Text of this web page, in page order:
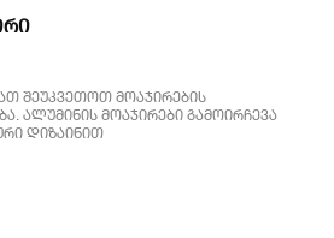
შეუკვეთოთ მოაჯირების
ალუმინის მოაჯირები გამოირჩევა
დიზაინით